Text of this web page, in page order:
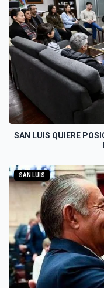
SAN LUIS QUIERE
SAN LUIS